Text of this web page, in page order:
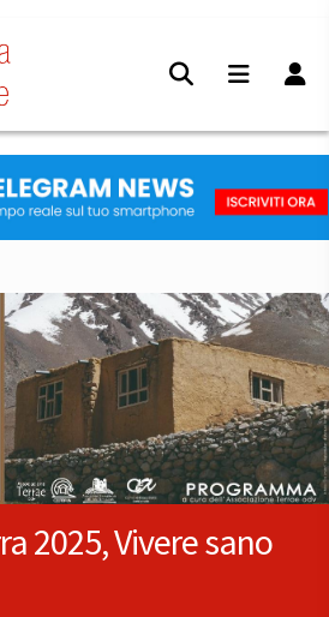
2025, Vivere sano